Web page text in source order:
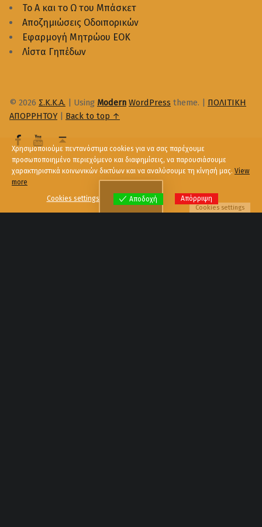
Menu
Το Α και το Ω του Μπάσκετ
Αποζημιώσεις Οδοιπορικών
Εφαρμογή Μητρώου ΕΟΚ
Λίστα Γηπέδων
© 2026 Σ.Κ.Κ.Α. | Using Modern WordPress theme. | ΠΟΛΙΤΙΚΗ
ΑΠΟΡΡΗΤΟΥ | Back to top ↑
Χρησιμοποιούμε πεντανόστιμα cookies για να σας παρέχουμε
προσωποποιημένο περιεχόμενο και διαφημίσεις, να παρουσιάσουμε
χαρακτηριστικά κοινωνικών δικτύων και να αναλύσουμε τη κίνησή μας. View
more
Cookies settings
Αποδοχή Απόρριψη
Cookies settings